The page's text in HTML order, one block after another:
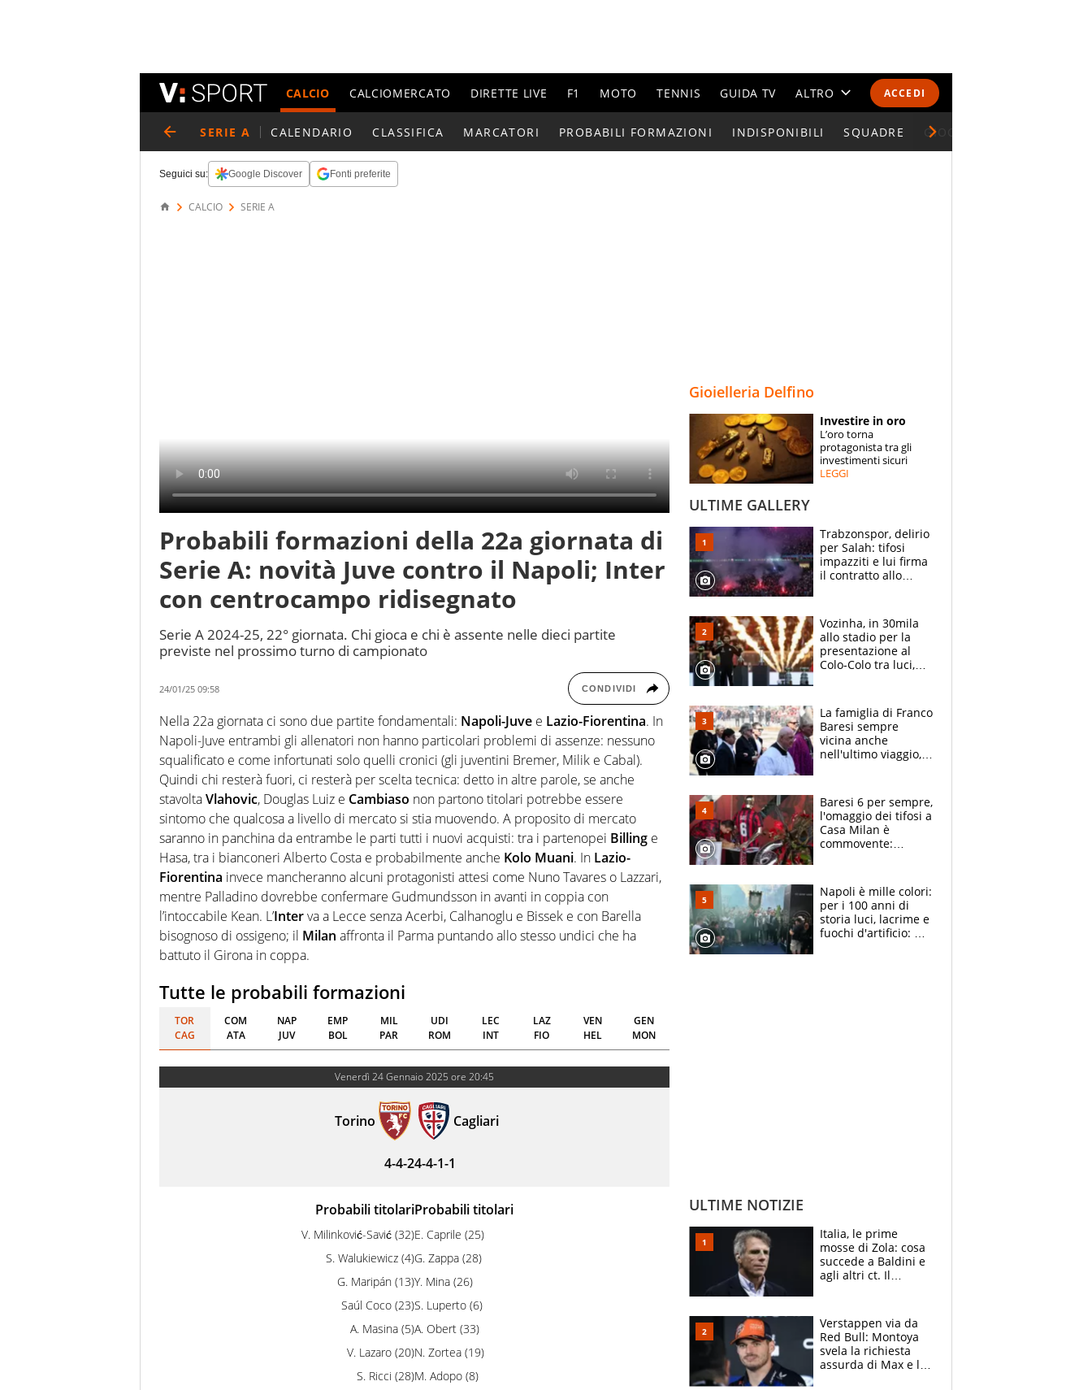
ACCEDI
CALCIO CALCIOMERCATO DIRETTE LIVE F1 MOTO TENNIS GUIDA TV ALTRO
CALENDARI E CLASSIFICHE
ESPERTI
CONTATTI
SERIE A CALENDARIO CLASSIFICA MARCATORI PROBABILI FORMAZIONI INDISPONIBILI SQUADRE GIOCATORI SERIE A
Seguici su: Google Discover Fonti preferite
CALCIO SERIE A
Probabili formazioni della 22a giornata di
Serie A: novità Juve contro il Napoli; Inter
con centrocampo ridisegnato
Serie A 2024-25, 22° giornata. Chi gioca e chi è assente nelle dieci partite
previste nel prossimo turno di campionato
24/01/25 09:58 CONDIVIDI
Nella 22a giornata ci sono due partite fondamentali: Napoli-Juve e Lazio-Fiorentina. In
Napoli-Juve entrambi gli allenatori non hanno particolari problemi di assenze: nessuno
squalificato e come infortunati solo quelli cronici (gli juventini Bremer, Milik e Cabal).
Quindi chi resterà fuori, ci resterà per scelta tecnica: detto in altre parole, se anche
stavoltaVlahovic, Douglas Luiz e Cambiaso non partono titolari potrebbe essere
sintomo che qualcosa a livello di mercato si stia muovendo. A proposito di mercato
saranno in panchina da entrambe le parti tutti i nuovi acquisti: tra i partenopei Billing e
Hasa, tra i bianconeri Alberto Costa e probabilmente anche Kolo Muani. In Lazio-
Fiorentina invece mancheranno alcuni protagonisti attesi come Nuno Tavares o Lazzari,
mentre Palladino dovrebbe confermare Gudmundsson in avanti in coppia con
l’intoccabile Kean. L’Interva a Lecce senza Acerbi, Calhanoglu e Bissek e con Barella
bisognoso di ossigeno; il Milan affronta il Parma puntando allo stesso undici che ha
battuto il Girona in coppa.
Tutte le probabili formazioni
TOR
CAG
COM
ATA
NAP
JUV
EMP
BOL
MIL
PAR
UDI
ROM
LEC
INT
LAZ
FIO
VEN
HEL
GEN
MON
Venerdì 24 Gennaio 2025 ore 20:45
Torino
4-4-2
Cagliari
4-4-1-1
Probabili titolari
V. Milinković-Savić (32)
S. Walukiewicz (4)
G. Maripán (13)
Saúl Coco (23)
A. Masina (5)
V. Lazaro (20)
S. Ricci (28)
Probabili titolari
E. Caprile (25)
G. Zappa (28)
Y. Mina (26)
S. Luperto (6)
A. Obert (33)
N. Zortea (19)
M. Adopo (8)
Gioielleria Delfino
Investire in oro
L’oro torna
protagonista tra gli
investimenti sicuri
LEGGI
ULTIME GALLERY
Trabzonspor, delirio
per Salah: tifosi
impazziti e lui firma
il contratto allo
Vozinha, in 30mila
allo stadio per la
presentazione al
Colo-Colo tra luci,
La famiglia di Franco
Baresi sempre
vicina anche
nell'ultimo viaggio,
circondati
dall'affetto dei tifosi
Baresi 6 per sempre,
l'omaggio dei tifosi a
Casa Milan è
commovente:
bigliettini
Napoli è mille colori:
per i 100 anni di
storia luci, lacrime e
fuochi d'artificio: De
ULTIME NOTIZIE
Italia, le prime
mosse di Zola: cosa
succede a Baldini e
agli altri ct. Il
azzurri
Verstappen via da
Red Bull: Montoya
svela la richiesta
assurda di Max e lo